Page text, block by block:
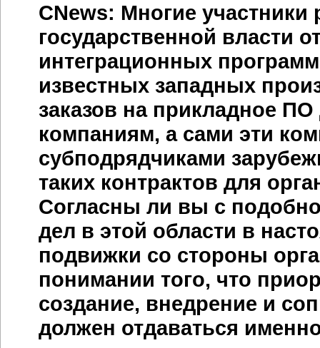
CNews: Многие
государственной власти
интеграционных
известных западных
заказов на прикладное
компаниям, а сами эти
субподрядчиками
таких контрактов для
Согласны ли вы с
дел в этой области в
подвижки со стороны
понимании того, что
создание, внедрение и
должен отдаваться